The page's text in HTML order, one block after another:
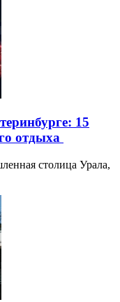
15
отдыха
столица Урала,